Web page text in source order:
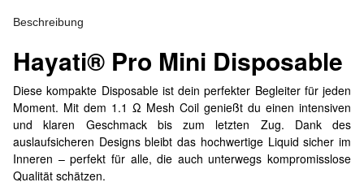
Beschreibung
Hayati® Pro Mini Disposable
Diese kompakte Disposable ist dein perfekter Begleiter für jeden
Moment. Mit dem 1.1 Ω Mesh Coil genießt du einen intensiven
und klaren Geschmack bis zum letzten Zug. Dank des
auslaufsicheren Designs bleibt das hochwertige Liquid sicher im
Inneren – perfekt für alle, die auch unterwegs kompromisslose
Qualität schätzen.